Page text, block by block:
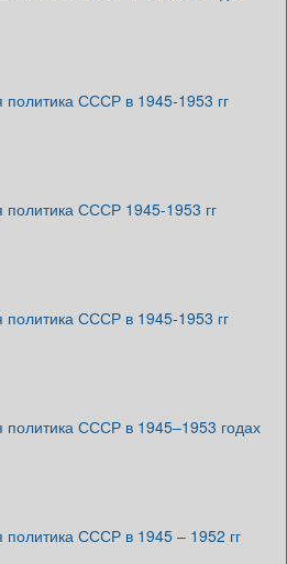
СССР в 1945-1953 гг
СССР 1945-1953 гг
СССР в 1945-1953 гг
СССР в 1945–1953 годах
СССР в 1945 – 1952 гг